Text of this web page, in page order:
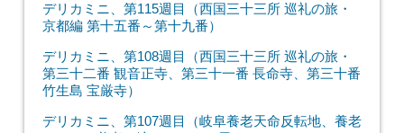
デリカミニ、第115週目（西国三十三所 巡礼の旅・
京都編 第十五番～第十九番）
デリカミニ、第108週目（西国三十三所 巡礼の旅・
第三十二番 観音正寺、第三十一番 長命寺、第三十番
竹生島 宝厳寺）
デリカミニ、第107週目（岐阜養老天命反転地、養老